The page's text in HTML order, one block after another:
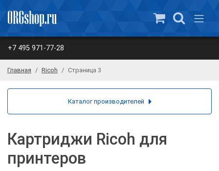
+7 495 971-77-28
Главная Ricoh Страница 3
Картриджи Ricoh для
принтеров